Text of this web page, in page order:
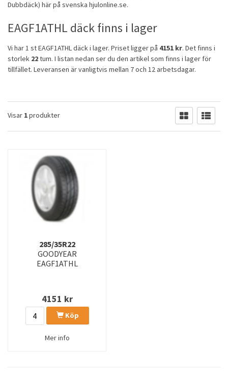
Dubbdäck) här på svenska hjulonline.se.
EAGF1ATHL däck finns i lager
Vi har 1 st EAGF1ATHL däck i lager. Priset ligger på 4151 kr. Det finns i
storlek 22tum. I listan nedan ser du den artikel som finns i lager för
tillfället. Leveransen är vanligtvis mellan 7 och 12 arbetsdagar.
Visar 1produkter
285/35R22
GOODYEAR
EAGF1ATHL
4151 kr
Köp
Mer info